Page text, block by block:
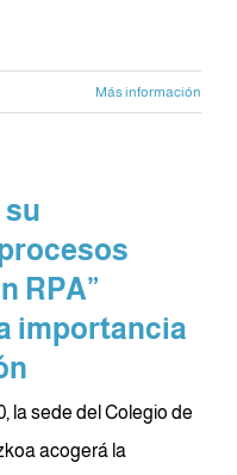
Más información
su
RPA”
importancia
la sede del Colegio de
acogerá la